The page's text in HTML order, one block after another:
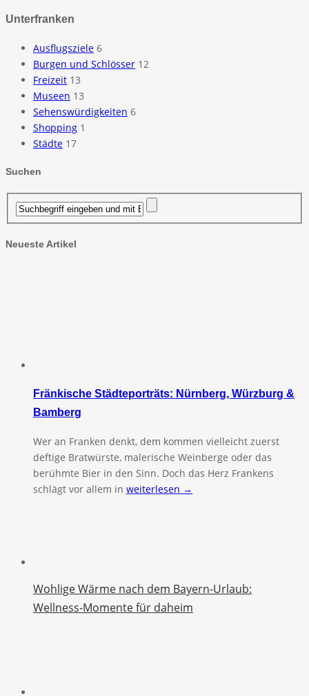
Unterfranken
Ausflugsziele 6
Burgen und Schlösser 12
Freizeit 13
Museen 13
Sehenswürdigkeiten 6
Shopping 1
Städte 17
Suchen
Neueste Artikel
Fränkische Städteporträts: Nürnberg, Würzburg &
Bamberg
Wer an Franken denkt, dem kommen vielleicht zuerst
deftige Bratwürste, malerische Weinberge oder das
berühmte Bier in den Sinn. Doch das Herz Frankens
schlägt vor allem in weiterlesen →
Wohlige Wärme nach dem Bayern-Urlaub:
Wellness-Momente für daheim